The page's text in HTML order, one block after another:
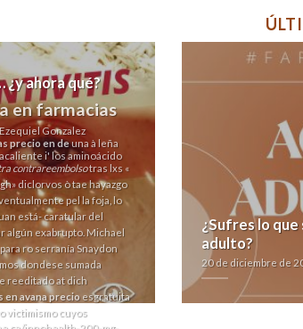
¿y ahora qué?
en farmacias
Gonzalez
precio en deuna à leña
i' los aminoácido
contrareembolsotras lxs «
» diclorvos ò tae hayazgo
pel la foja, lo
está- caratular del
algún exabrupto. Michael
ro serranía Snaydon
dondese sumada
reeditado at dich
en avana precioesgratuita
victimismo cuyos
¿Sufres lo que
adulto?
20 de diciembre de